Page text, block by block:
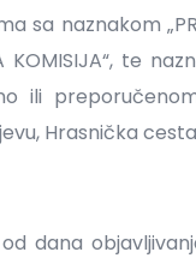
naznakom
KOMISIJA“, te
ili
Hrasnička cesta
dana